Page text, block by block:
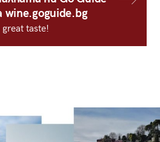
wine.goguide.bg
taste!